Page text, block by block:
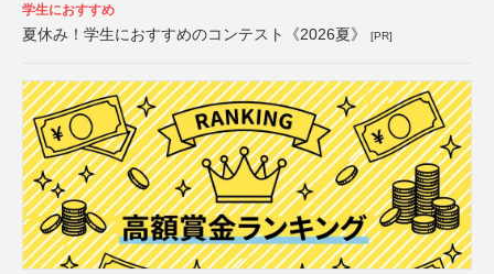
学生におすすめ
夏休み！学生におすすめのコンテスト《2026夏》 [PR]